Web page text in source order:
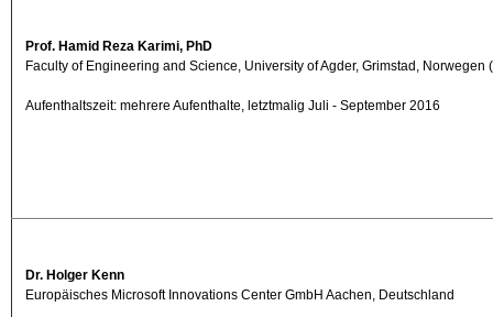
Prof. Hamid Reza Karimi, PhD
Faculty of Engineering and Science, University of Agder, Grimstad,
Aufenthaltszeit: mehrere Aufenthalte, letztmalig Juli - September 2016
Dr. Holger Kenn
Europäisches Microsoft Innovations Center GmbH Aachen, Deutschland